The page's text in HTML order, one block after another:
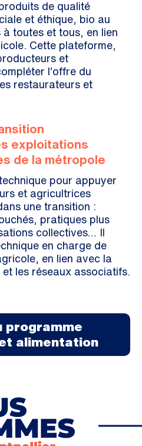
de qualité
et éthique, bio au
toutes et tous, en lien
Cette plateforme,
et
l’offre du
restaurateurs et
exploitations
de la métropole
pour appuyer
et agricultrices
une transition :
pratiques plus
collectives… Il
en charge de
en lien avec la
les réseaux associatifs.
programme
alimentation